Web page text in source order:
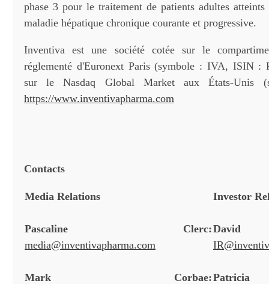
phase 3 pour le traitement de patients adultes
maladie hépatique chronique courante et progressive.
Inventiva est une société cotée sur le
réglementé d'Euronext Paris (symbole : IVA, ISIN :
sur le Nasdaq Global Market aux États-Unis
https://www.inventivapharma.com
Contacts
Media Relations
Pascaline Clerc:
media@inventivapharma.com
Mark Corbae:
Investor